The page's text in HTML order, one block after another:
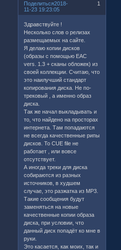
Поделиться 1
2018-
11-23 19:23:05
Здравствуйте !
Несколько слов о релизах
размещаемых на сайте.
Я делаю копии дисков
(образы с помощью EAC
vers. 1.3 + сканы обложек) из
своей коллекции. Считаю, что
это наилучший стандарт
копирования диска. Не по-
трековый , а именно образ
диска.
Так же начал выкладывать и
то, что найдено на просторах
интернета. Там попадаются
не всегда качественные рипы
дисков. То CUE file не
работает , или вовсе
отсутствует.
А иногда треки для диска
собираются из разных
источников, в худшем
случае, это разжатка из МР3.
Такие сообщения будут
заменяться на новые
качественные копии образа
диска, при условии, что
данный диск попадёт ко мне в
руки.
Это касается, как моих, так и